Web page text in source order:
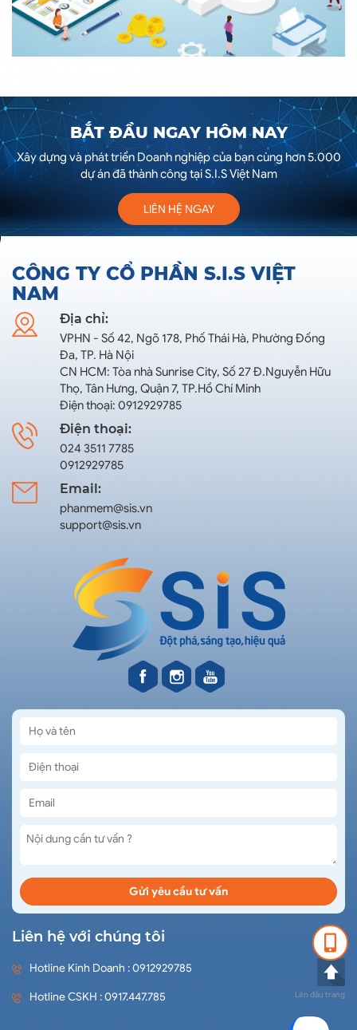
BẮT ĐẦU NGAY HÔM NAY
Xây dựng và phát triển Doanh nghiệp của bạn cùng hơn 5.000
dự án đã thành công tại S.I.S Việt Nam
LIÊN HỆ NGAY
CÔNG TY CỔ PHẦN S.I.S VIỆT
NAM
Địa chỉ:
VPHN - Số 42, Ngõ 178, Phố Thái Hà, Phường Đống
Đa, TP. Hà Nội
CN HCM: Tòa nhà Sunrise City, Số 27 Đ.Nguyễn Hữu
Thọ, Tân Hưng, Quận 7, TP.Hồ Chí Minh
Điện thoại: 0912929785
Điện thoại:
024 3511 7785
0912929785
Email:
phanmem@sis.vn
support@sis.vn
Liên hệ với chúng tôi
Hotline Kinh Doanh : 0912929785
Hotline CSKH : 0917.447.785 Lên đầu trang